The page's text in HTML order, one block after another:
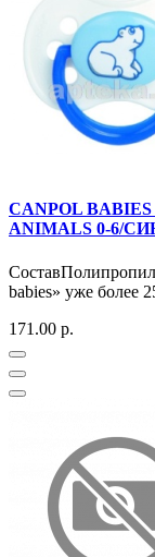
CANPOL
ANIMALS 0-6/
babies» уже более
171.00 р.